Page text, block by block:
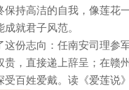
保持高洁的自我，像莲花
就君子风范。
这份志向：任南安司理参
贵，直接递上辞呈；在赣
受百姓爱戴。读《爱莲说